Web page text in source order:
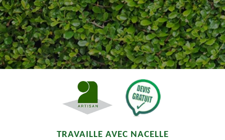
TRAVAILLE AVEC NACELLE